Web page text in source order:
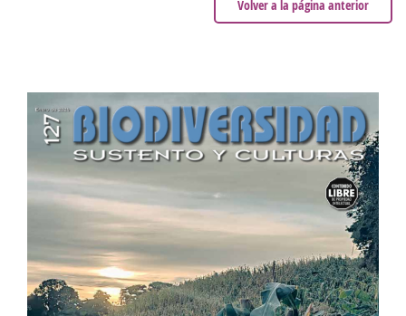
Volver a la página anterior